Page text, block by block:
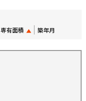
専有面積 築年月